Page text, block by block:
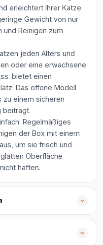
erleichtert Ihrer Katze
Gewicht von nur
und Reinigen zum
jeden Alters und
oder eine erwachsene
bietet einen
Das offene Modell
zu einem sicheren
beiträgt.
Regelmäßiges
der Box mit einem
um sie frisch und
Oberfläche
haften.